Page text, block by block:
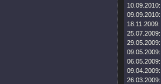
10.09.2010:
09.09.2010:
18.11.2009:
25.07.2009:
29.05.2009:
09.05.2009:
06.05.2009:
09.04.2009:
26.03.2009: